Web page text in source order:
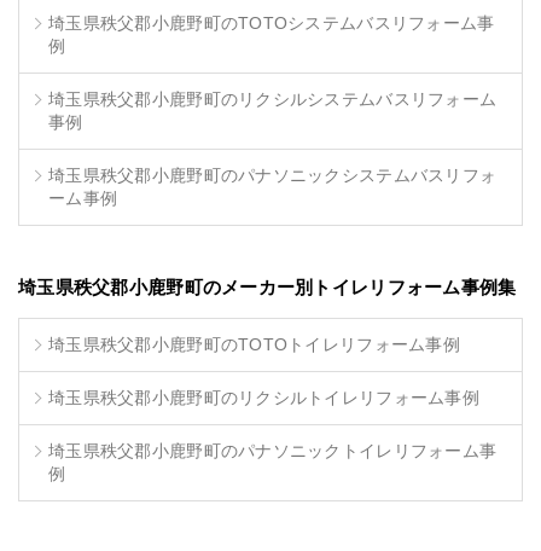
埼玉県秩父郡小鹿野町のTOTOシステムバスリフォーム事
例
埼玉県秩父郡小鹿野町のリクシルシステムバスリフォーム
事例
埼玉県秩父郡小鹿野町のパナソニックシステムバスリフォ
ーム事例
埼玉県秩父郡小鹿野町のメーカー別トイレリフォーム事例集
埼玉県秩父郡小鹿野町のTOTOトイレリフォーム事例
埼玉県秩父郡小鹿野町のリクシルトイレリフォーム事例
埼玉県秩父郡小鹿野町のパナソニックトイレリフォーム事
例